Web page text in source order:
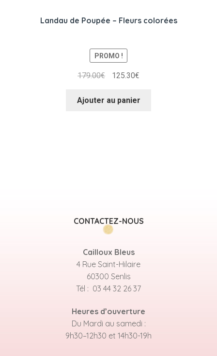
Landau de Poupée – Fleurs colorées
PROMO !
179.00€
Le
initial
125.30€Le
actuel
Ajouter au panier
CONTACTEZ-NOUS
Cailloux Bleus
4 Rue Saint-Hilaire
60300 Senlis
Tél : 03 44 32 26 37
Heures d’ouverture
Du Mardi au samedi :
9h30–12h30 et 14h30-19h